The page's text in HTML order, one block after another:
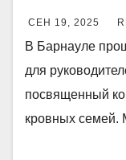
родителей
СЕН 19, 2025
В Барнауле
для
посвященный
кровных